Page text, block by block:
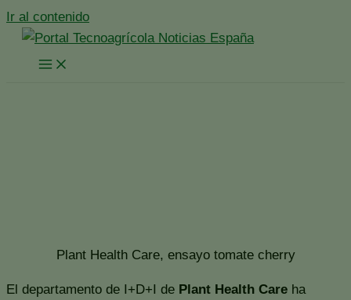
Ir al contenido
Plant Health Care, ensayo tomate cherry
El departamento de I+D+I de Plant Health Care ha